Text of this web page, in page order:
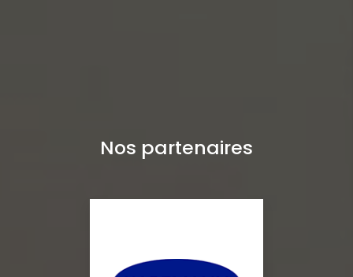
Nos partenaires